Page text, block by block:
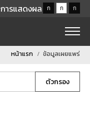
การแสดงผล ก ก ก
หน้าแรก ข้อมูลเผยแพร่
ตัวกรอง